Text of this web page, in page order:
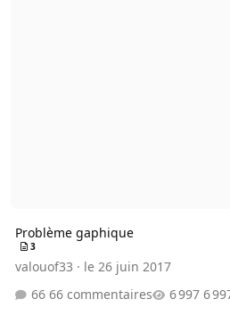
Problème gaphique
3
valouof33 · le 26 juin 2017
66 commentaires
6